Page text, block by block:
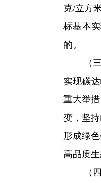
克/立方
标基本
的。
（三）
实现碳
重大举
变，坚
形成绿
高品质
（四）